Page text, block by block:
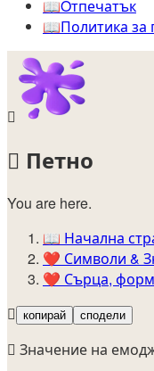
📖️Oтпечатък
📖️Политика за
🫟
🫟 Петно
You are here.
📖 Начална
❤️ Символи &
❤️ Сърца,
🫟
копирай сподели
🫟 Значение на